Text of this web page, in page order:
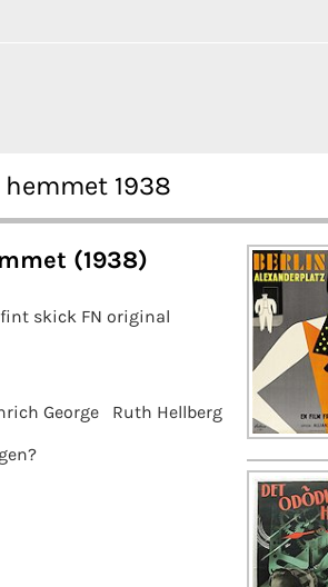
1938
(1938)
skick FN original
George
Ruth Hellberg